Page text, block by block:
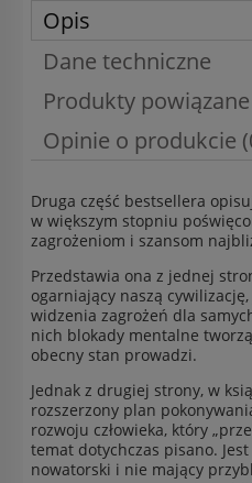
Opis
Dane techniczne
Produkty powiązane
Opinie o produkcie
Druga część bestsellera
w większym stopniu
zagrożeniom i szansom
Przedstawia ona z jednej
ogarniający naszą
widzenia zagrożeń dla
nich blokady mentalne
obecny stan prowadzi.
Jednak z drugiej strony, w
rozszerzony plan
rozwoju człowieka, który
temat dotychczas pisano.
nowatorski i nie mający